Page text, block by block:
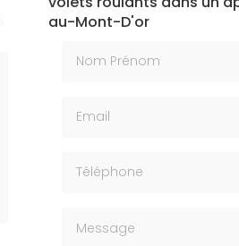
au-Mont-D'or